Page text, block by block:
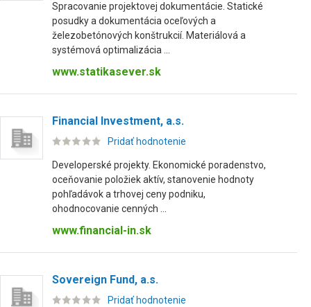
Spracovanie projektovej dokumentácie. Statické
posudky a dokumentácia oceľových a
železobetónových konštrukcií. Materiálová a
systémová optimalizácia ...
www.statikasever.sk
Financial Investment, a.s.
Pridať hodnotenie
Developerské projekty. Ekonomické poradenstvo,
oceňovanie položiek aktív, stanovenie hodnoty
pohľadávok a trhovej ceny podniku,
ohodnocovanie cenných ...
www.financial-in.sk
Sovereign Fund, a.s.
Pridať hodnotenie